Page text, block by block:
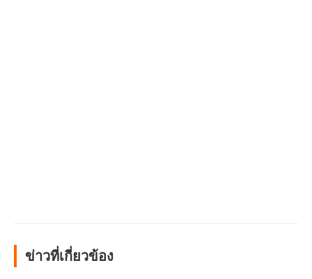
ข่าวที่เกี่ยวข้อง